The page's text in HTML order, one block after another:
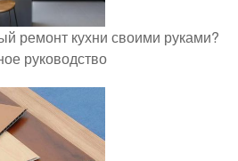
ремонт кухни своими руками?
руководство